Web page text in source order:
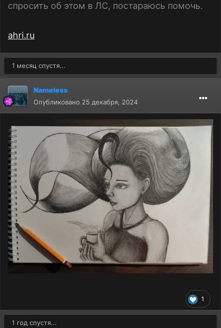
спросить об этом в ЛС, постараюсь помочь.
ahri.ru
1 месяц спустя...
Nameless
Опубликовано 25 декабря, 2024
1
1 год спустя...